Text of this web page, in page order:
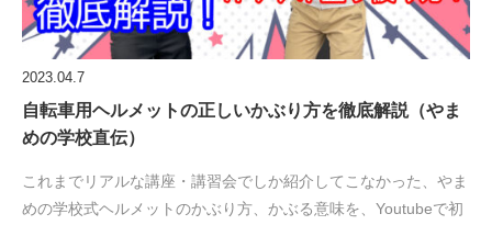
2023.04.7
自転車用ヘルメットの正しいかぶり方を徹底解説（やま
めの学校直伝）
これまでリアルな講座・講習会でしか紹介してこなかった、やま
めの学校式ヘルメットのかぶり方、かぶる意味を、Youtubeで初